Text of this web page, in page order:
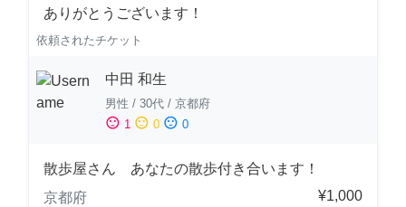
ありがとうございます！
依頼されたチケット
中田 和生
男性 / 30代 / 京都府
sentiment_satisfied 1 sentiment_neutral 0 sentiment_dissatisfied 0
散歩屋さん あなたの散歩付き合います！
京都府
¥1,000